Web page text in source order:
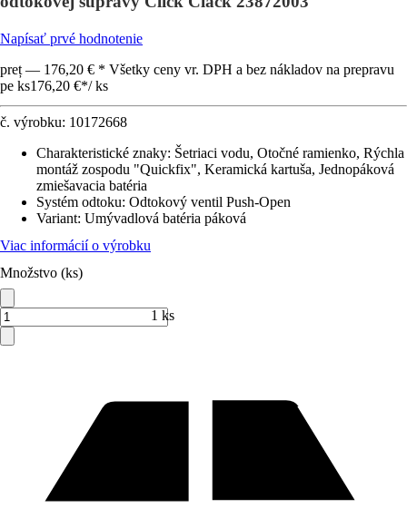
Napísať prvé hodnotenie
preț — 176,20 € * Všetky ceny vr. DPH a bez nákladov na prepravu
pe ks176,20 €*/ ks
č. výrobku: 10172668
Charakteristické znaky: Šetriaci vodu, Otočné ramienko, Rýchla
montáž zospodu "Quickfix", Keramická kartuša, Jednopáková
zmiešavacia batéria
Systém odtoku: Odtokový ventil Push-Open
Variant: Umývadlová batéria páková
Viac informácií o výrobku
Množstvo (ks)
1 ks